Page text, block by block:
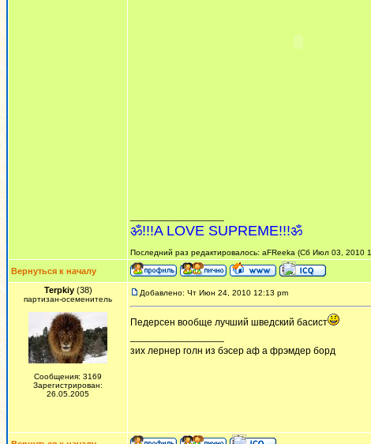
ॐ!!!A LOVE SUPREME!!!ॐ
Последний раз редактировалось: aFReeka (Сб Июл 03, 2010
Вернуться к началу
Terpkiy(38)
партизан-осеменитель
Сообщения: 3169
Зарегистрирован:
26.05.2005
Добавлено: Чт Июн 24, 2010 12:13 pm
Педерсен вообще лучший шведский басист
зих лернер голн из бэсер аф а фрэмдер борд